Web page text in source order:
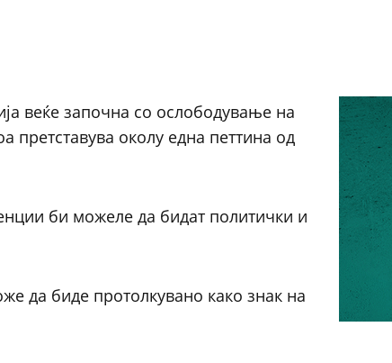
веќе започна со ослободување на
претставува околу една петтина од
би можеле да бидат политички и
да биде протолкувано како знак на